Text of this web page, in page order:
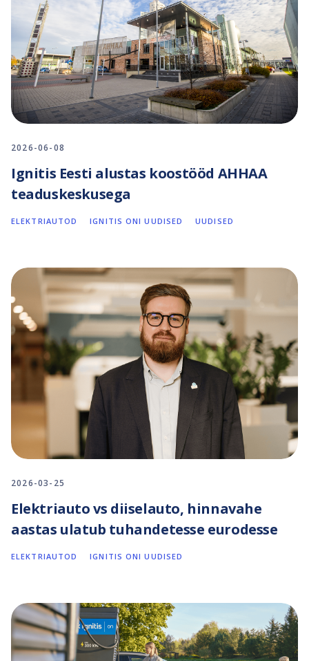
2026-06-08
Ignitis Eesti alustas koostööd AHHAA
teaduskeskusega
ELEKTRIAUTOD IGNITIS ONI UUDISED UUDISED
2026-03-25
Elektriauto vs diiselauto, hinnavahe
aastas ulatub tuhandetesse eurodesse
ELEKTRIAUTOD IGNITIS ONI UUDISED